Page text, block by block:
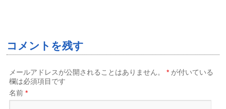
コメントを残す
メールアドレスが公開されることはありません。 * が付いている
欄は必須項目です
名前*